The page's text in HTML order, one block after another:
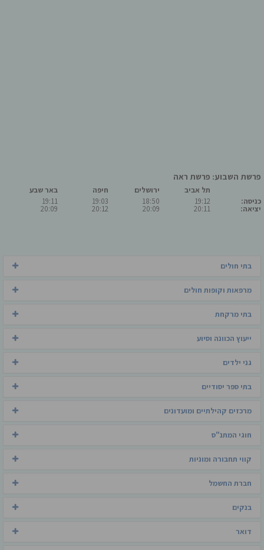
פרשת השבוע: פרשת ראה
כניסה:
יציאה:
תל אביב
19:12
20:11
ירושלים
18:50
20:09
חיפה
19:03
20:12
באר שבע
19:11
20:09
בתי חולים
מרפאות וקופות חולים
בתי מרקחת
ייעוץ הכוונה וסיוע
גני ילדים
בתי ספר יסודיים
מרכזים קהילתיים ומועדונים
חוגי המתנ"ס
קווי תחבורה ומוניות
חברת החשמל
בנקים
דואר